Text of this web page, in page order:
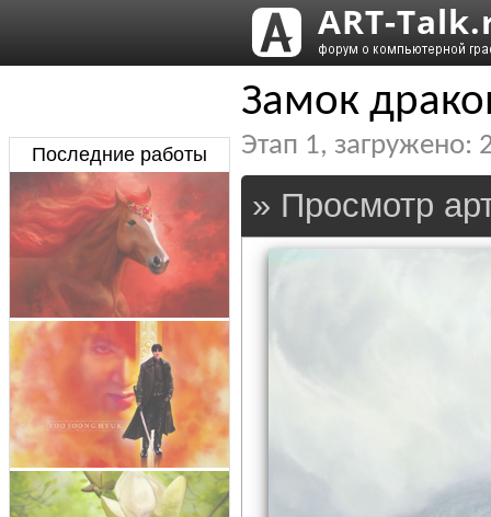
Замок
Этап 1, загружено:
» Просмотр
Последние работы